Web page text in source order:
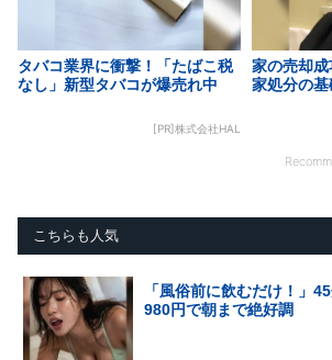
タバコ業界に衝撃！「たばこ税
なし」新型タバコが爆売れ中
[PR]株式会社HAL
家の売却
家処分の
こちらも人気
「風俗前に飲むだけ！」
980円で朝まで絶好調